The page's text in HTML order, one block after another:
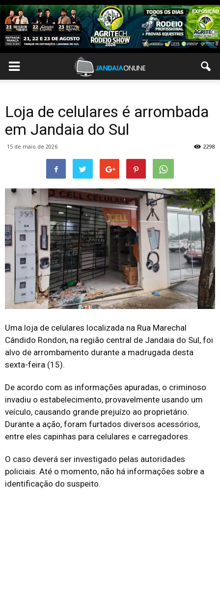
Loja de celulares é arrombada
em Jandaia do Sul
15 de maio de 2026 2298
Uma loja de celulares localizada na Rua Marechal
Cândido Rondon, na região central de Jandaia do Sul, foi
alvo de arrombamento durante a madrugada desta
sexta-feira (15).
De acordo com as informações apuradas, o criminoso
invadiu o estabelecimento, provavelmente usando um
veículo, causando grande prejuízo ao proprietário.
Durante a ação, foram furtados diversos acessórios,
entre eles capinhas para celulares e carregadores.
O caso deverá ser investigado pelas autoridades
policiais. Até o momento, não há informações sobre a
identificação do suspeito.